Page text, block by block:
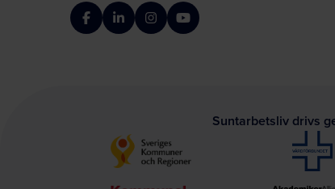
FacebookLinkedInInstagramYouTube
Suntarbetsliv drivs